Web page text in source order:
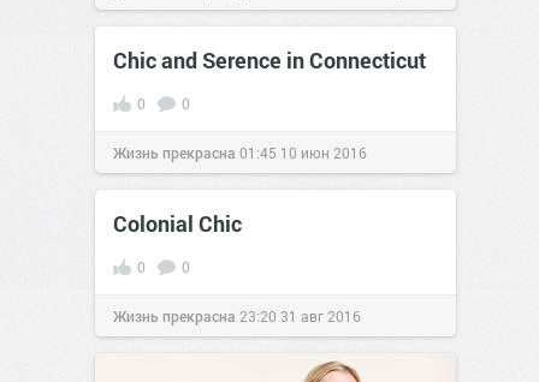
2025
Chic and Serence in Connecticut
0 0
Жизнь прекрасна 01:45 10 июн 2016
Colonial Chic
0 0
Жизнь прекрасна 23:20 31 авг 2016